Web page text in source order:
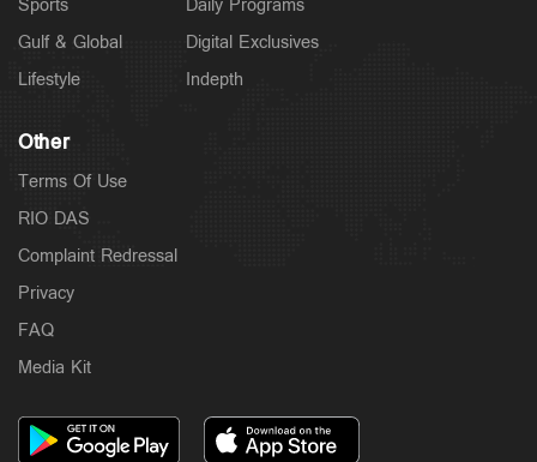
Sports
Gulf & Global
Lifestyle
Daily Programs
Digital Exclusives
Indepth
Other
Terms Of Use
RIO DAS
Complaint Redressal
Privacy
FAQ
Media Kit